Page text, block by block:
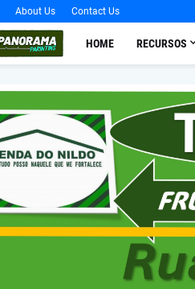
About Us Contact Us
HOME RECURSOS